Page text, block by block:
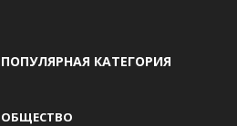
ПОПУЛЯРНАЯ КАТЕГОРИЯ
ОБЩЕСТВО